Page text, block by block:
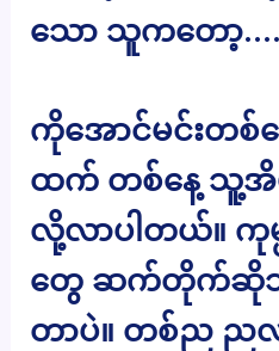
သော သူကတော့
ကိုအောင်မင်းတစ်
ထက် တစ်နေ့ သူ့အိ
လို့လာပါတယ်။ ကုမ္
တွေ ဆက်တိုက်ဆို
တာပဲ။ တစ်ည ည